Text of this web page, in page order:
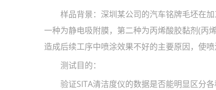
样品背景：深圳某公司的汽车铭牌毛坯在加
一种为静电吸附膜，第二种为丙烯酸胶黏剂(丙
造成后续工序中喷涂效果不好的主要原因，使
测试目的：
验证SITA清洁度仪的数据是否能明显区分各